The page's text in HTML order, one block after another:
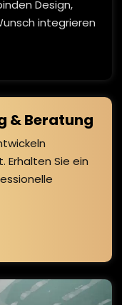
Design,
integrieren
& Beratung
Erhalten Sie ein